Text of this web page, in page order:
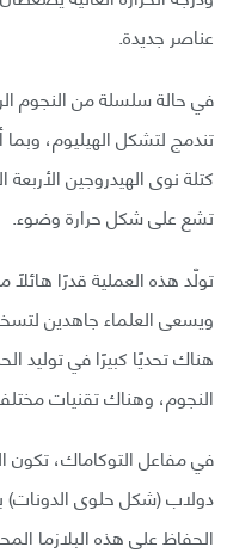
عناصر جديدة.
في حالة سلسلة من النجوم
تندمج لتشكل الهيليوم،
كتلة نوى الهيدروجين الأربعة
تشع على شكل حرارة وضوء.
تولّد هذه العملية قدرًا
ويسعى العلماء جاهدين
هناك تحديًا كبيرًا في توليد
النجوم، وهناك تقنيات
في مفاعل التوكاماك، تكون
دولاب (شكل حلوى
الحفاظ على هذه البلازما